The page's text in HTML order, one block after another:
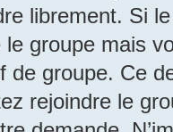
librement. Si
groupe mais
de groupe. Ce
rejoindre le